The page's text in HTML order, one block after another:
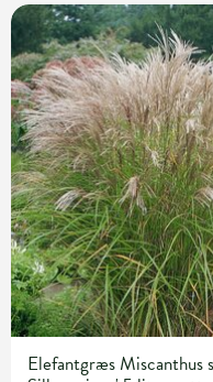
Elefantgræs Miscanthus